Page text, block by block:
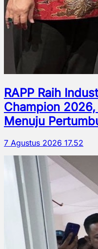
RAPP Raih
Champion
Menuju
7 Agustus 2026 17.52